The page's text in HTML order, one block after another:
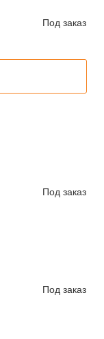
Под заказ
Под заказ
Под заказ